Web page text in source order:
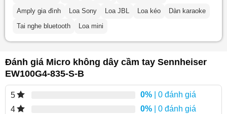
Amply gia đình
Loa Sony Loa JBL Loa kéo
Dàn karaoke
Tai nghe bluetooth
Loa mini
Đánh giá Micro không dây cầm tay Sennheiser
EW100G4-835-S-B
5 0% | 0 đánh giá
4
0% | 0 đánh giá